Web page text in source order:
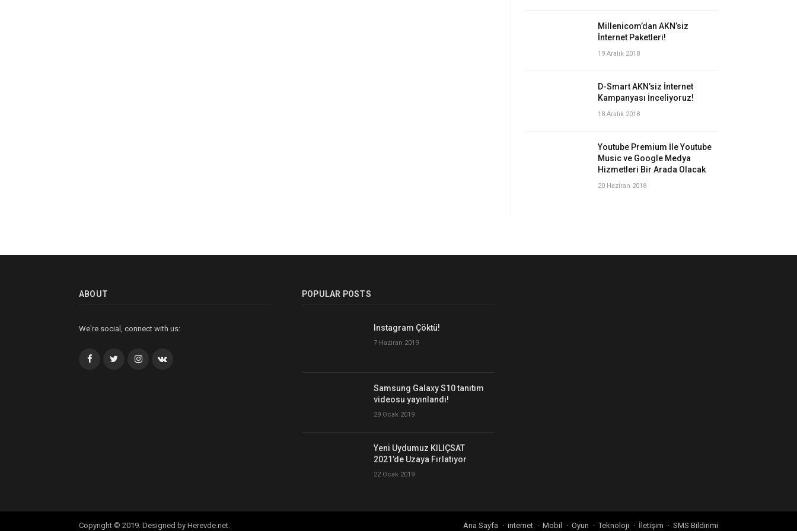
Millenicom’dan AKN’siz
İnternet Paketleri!
19 Aralık 2018
D-Smart AKN’siz İnternet
Kampanyası İnceliyoruz!
18 Aralık 2018
Youtube Premium İle Youtube
Music ve Google Medya
Hizmetleri Bir Arada Olacak
20 Haziran 2018
ABOUT
We're social, connect with us:
FacebookTwitterİnstagram+
VK
POPULAR POSTS
Instagram Çöktü!
7 Haziran 2019
Samsung Galaxy S10 tanıtım
videosu yayınlandı!
29 Ocak 2019
Yeni Uydumuz KILIÇSAT
2021’de Uzaya Fırlatıyor
22 Ocak 2019
Copyright © 2019. Designed by Herevde.net. Ana Sayfa internet Mobil Oyun Teknoloji İletişim SMS Bildirimi